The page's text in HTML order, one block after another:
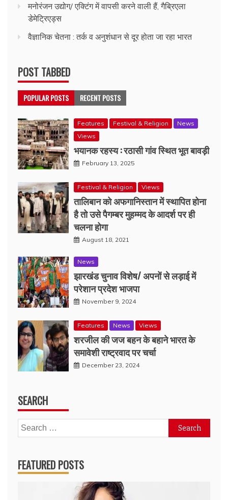
मनोरंजन उद्योग/ एक्टिंग में वापसी करने वाली हैं, गैब्रिएला
डेमेट्रिएड्स
वैज्ञानिक चेतना : तर्क व अनुशंधान से दूर होता जा रहा भारत
POST TABBED
POPULAR POSTS RECENT POSTS
Features Festival & Religion
News
Views
भयानक रहस्य : रठासी गांव स्थित भूत बावड़ी
February 13, 2025
Festival & Religion Views
तालिबान को अफगानिस्तान में स्थापित होना
है तो उसे पैगम्बर मुहम्मद के आदर्श पर ही
चलना होगा
August 18, 2021
News
झारखंड चुनाव विशेष/ अपनों से लड़ाई में
परेशान प्रदेश भाजपा
November 9, 2024
Features News Views
शरजील की जज बहन के बहाने भारत के
समावेशी राष्ट्रवाद पर चर्चा
December 23, 2024
SEARCH
Search
for:
FEATURED POSTS